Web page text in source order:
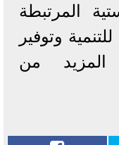
المرتبطة
وتوفير
من